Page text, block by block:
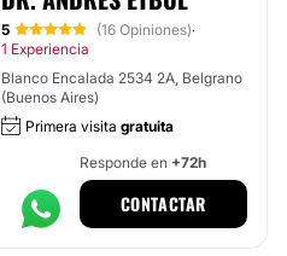
5 (16 Opiniones)·
1 Experiencia
Blanco Encalada 2534 2A, Belgrano
(Buenos Aires)
Primera visita gratuita
Responde en +72h
CONTACTAR